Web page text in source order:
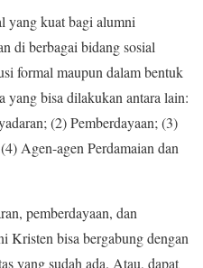
yang kuat bagi alumni
di berbagai bidang sosial
formal maupun dalam bentuk
yang bisa dilakukan antara lain:
(2) Pemberdayaan; (3)
Agen-agen Perdamaian dan
pemberdayaan, dan
Kristen bisa bergabung dengan
yang sudah ada. Atau, dapat